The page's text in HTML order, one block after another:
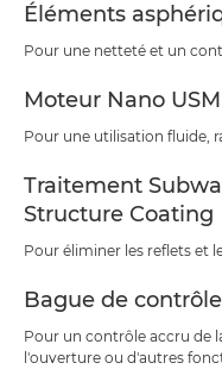
Éléments
Pour une netteté et un
Moteur Nano USM
Pour une utilisation fluide,
Traitement
Structure Coating
Pour éliminer les reflets et
Bague de
Pour un contrôle accru de
l'ouverture ou d'autres